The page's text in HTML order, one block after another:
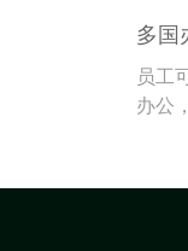
多国
员工
办公